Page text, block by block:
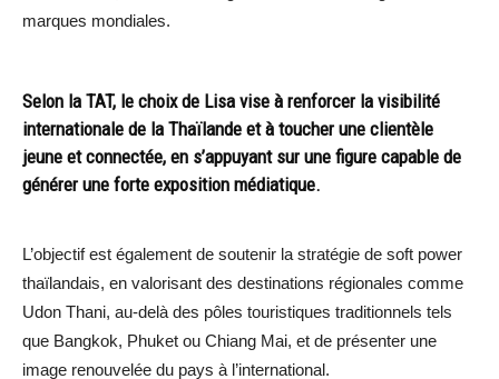
marques mondiales.
Selon la TAT, le choix de Lisa vise à renforcer la visibilité
internationale de la Thaïlande et à toucher une clientèle
jeune et connectée, en s’appuyant sur une figure capable de
générer une forte exposition médiatique.
L’objectif est également de soutenir la stratégie de soft power
thaïlandais, en valorisant des destinations régionales comme
Udon Thani, au-delà des pôles touristiques traditionnels tels
que Bangkok, Phuket ou Chiang Mai, et de présenter une
image renouvelée du pays à l’international.